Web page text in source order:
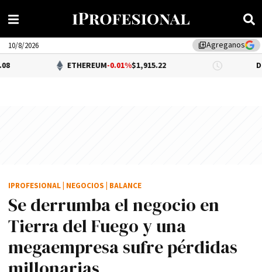
library_addAgreganos
10/8/2026
ETHEREUM-0.01%$1,915.22 DÓLAR BNA
Se derrumba el negocio en
Tierra del Fuego y una
megaempresa sufre pérdidas
IPROFESIONAL NEGOCIOS BALANCE